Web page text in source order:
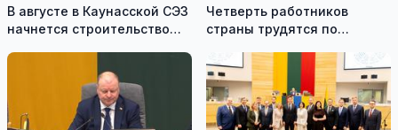
В августе в Каунасской СЭЗ
начнется строительство
Четверть работников
страны трудятся по
это выгодно и
сотрудникам, и
работодателям